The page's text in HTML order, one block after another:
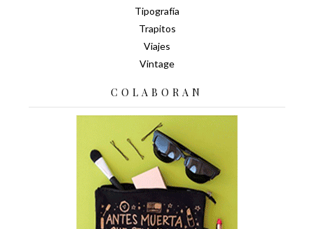
Tipografía
Trapitos
Viajes
Vintage
COLABORAN